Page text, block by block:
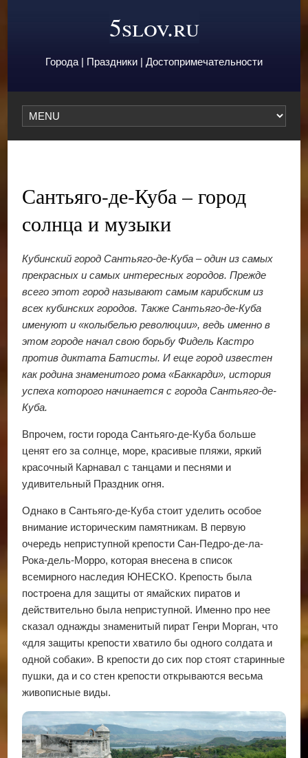
5slov.ru
Города | Праздники | Достопримечательности
Сантьяго-де-Куба – город
солнца и музыки
Кубинский город Сантьяго-де-Куба – один из самых
прекрасных и самых интересных городов. Прежде
всего этот город называют самым карибским из
всех кубинских городов. Также Сантьяго-де-Куба
именуют и «колыбелью революции», ведь именно в
этом городе начал свою борьбу Фидель Кастро
против диктата Батисты. И еще город известен
как родина знаменитого рома «Баккарди», история
успеха которого начинается с города Сантьяго-де-
Куба.
Впрочем, гости города Сантьяго-де-Куба больше
ценят его за солнце, море, красивые пляжи, яркий
красочный Карнавал с танцами и песнями и
удивительный Праздник огня.
Однако в Сантьяго-де-Куба стоит уделить особое
внимание историческим памятникам. В первую
очередь неприступной крепости Сан-Педро-де-ла-
Рока-дель-Морро, которая внесена в список
всемирного наследия ЮНЕСКО. Крепость была
построена для защиты от ямайских пиратов и
действительно была неприступной. Именно про нее
сказал однажды знаменитый пират Генри Морган, что
«для защиты крепости хватило бы одного солдата и
одной собаки». В крепости до сих пор стоят старинные
пушки, да и со стен крепости открываются весьма
живописные виды.